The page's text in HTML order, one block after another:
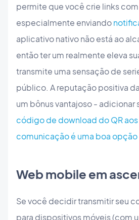
permite que você crie links
especialmente enviando
aplicativo nativo não está ao
então ter um realmente eleva
transmite uma sensação de
público. A reputação positiva
um bônus vantajoso - adicionar
código de download do QR
comunicação é uma boa opção
Web mobile em
Se você decidir transmitir seu
para dispositivos móveis (com